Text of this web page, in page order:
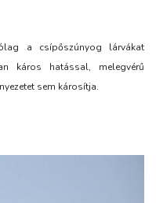
a csípőszúnyog lárvákat
káros hatással, melegvérű
sem károsítja.